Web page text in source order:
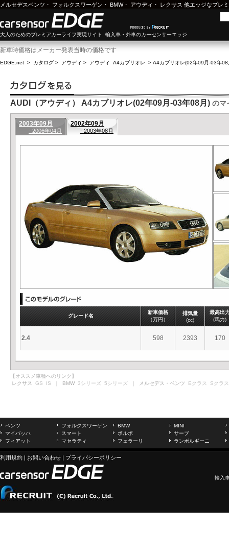
メルセデスベンツ ・ フォルクスワーゲン ・ BMW・ アウディ ・ レクサス 他エッジなプレ
大人のためのプレミアカーライフ実現サイト 輸入車・外車のカーセンサーエッジ
新車時価格はメーカー発表当時の価格です
EDGE.net > カタログ > アウディ > アウディ A4カブリオレ > A4カブリオレ(02年09月-03年08
AUDI（アウディ） A4カブリオレ(02年09月-03年08月) のマ
2003年09月
- 2006年04月
2002年09月
- 2003年08月
グレード名
新車価格
（万円）
排気量
(cc)
最高出
(馬力)
2.4 598 2393 170
【オススメ車種へのリンク】
レクサス GS IS ｜ BMW 3シリーズ 5シリーズ ｜ メルセデス・ベンツ Eクラス Sクラス
ベンツ フォルクスワーゲン BMW
MINI
マイバッハ
スマート ボルボ
サーブ
フィアット
マセラティ フェラーリ ランボルギーニ
利用規約 | お問い合わせ | プライバシーポリシー
輸入